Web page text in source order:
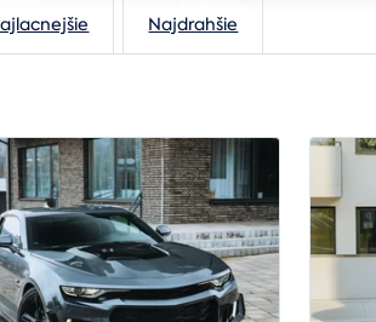
Najdrahšie